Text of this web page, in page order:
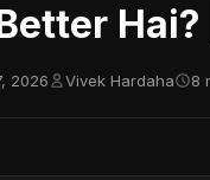
2026 Vivek Hardaha 8